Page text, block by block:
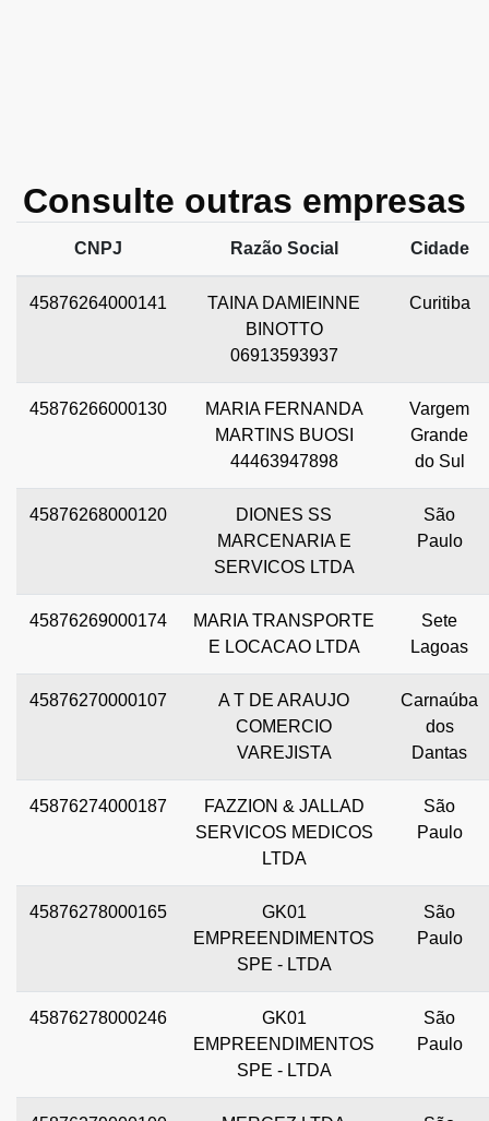
Consulte outras empresas
CNPJ Razão Social Cidade
45876264000141
TAINA DAMIEINNE
BINOTTO
06913593937
Curitiba
45876266000130
MARIA FERNANDA
MARTINS BUOSI
44463947898
Vargem
Grande
do Sul
45876268000120
DIONES SS
MARCENARIA E
SERVICOS LTDA
São
Paulo
45876269000174
MARIA TRANSPORTE
E LOCACAO LTDA
Sete
Lagoas
45876270000107
A T DE ARAUJO
COMERCIO
VAREJISTA
Carnaúba
dos
Dantas
45876274000187
FAZZION & JALLAD
SERVICOS MEDICOS
LTDA
São
Paulo
45876278000165
GK01
EMPREENDIMENTOS
SPE - LTDA
São
Paulo
45876278000246
GK01
EMPREENDIMENTOS
SPE - LTDA
São
Paulo